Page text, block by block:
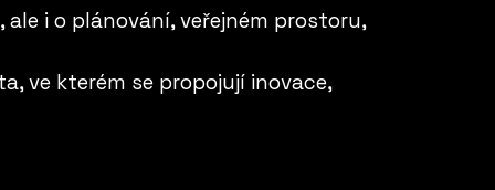
i o plánování, veřejném prostoru,
ve kterém se propojují inovace,